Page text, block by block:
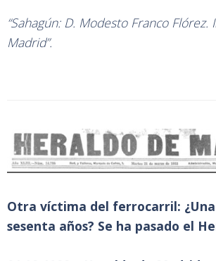
“Sahagún: D. Modesto Franco Flórez.
Madrid”.
Otra víctima del ferrocarril:
sesenta años? Se ha pasado el